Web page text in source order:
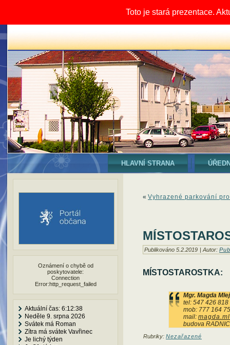
Toto je stará prezentace.
HLAVNÍ STRANA
Oznámení o chybě od
poskytovatele:
Connection
Error:http_request_failed
Aktuální čas: 6:12:39
Neděle 9. srpna 2026
Svátek má Roman
Zítra má svátek Vavřinec
Je lichý týden
« Vyhrazené parkování
Publikováno 5.2.2019 | Autor:
MÍSTOSTAROSTKA:
Mgr. Magda
tel: 547 426 818
mob: 777 164
mail:
budova
Rubriky: Nezařazené